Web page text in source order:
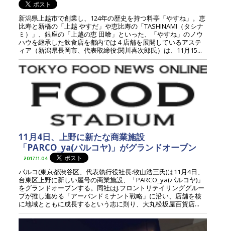
新潟県上越市で創業し、124年の歴史を持つ料亭「やすね」。恵
比寿と新橋の「上越 やすだ」や恵比寿の「TASHINAMI（タシナ
ミ）」、銀座の「上越の恵 田喰」といった、「やすね」のノウ
ハウを継承した飲食店を都内では４店舗を展開しているアステ
ィア（新潟県長岡市、代表取締役:関川喜次郎氏）は、11月15...
11月4日、上野に新たな商業施設
「PARCO_ya(パルコヤ)」がグランドオープン
2017.11.04
パルコ(東京都渋谷区、代表執行役社長:牧山浩三氏)は11月4日、
台東区上野に新しい屋号の商業施設、「PARCO_ya(パルコヤ)」
をグランドオープンする。同社はJ.フロントリテイリンググルー
プが推し進める「アーバンドミナント戦略」に沿い、店舗を核
に地域とともに成長するという志に則り、大丸松坂屋百貨店...